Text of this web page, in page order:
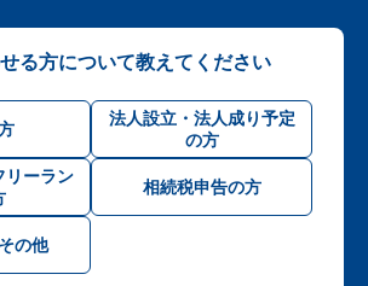
る方について教えてください
法人設立・法人成り予定
の方
リーラン
相続税申告の方
の他